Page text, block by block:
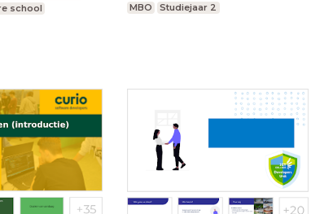
school
MBO
Studiejaar 2